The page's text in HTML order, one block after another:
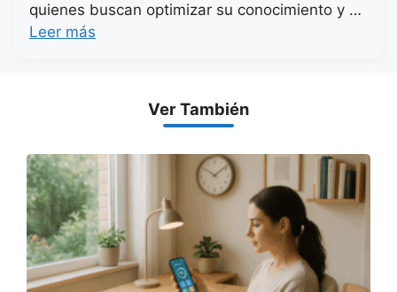
quienes buscan optimizar su conocimiento y …
Leer más
Ver También